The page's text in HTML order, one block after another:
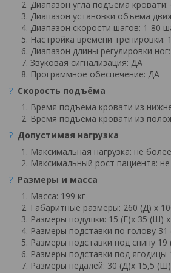
Диапазон угла подъема
Диапазон установки объема
Диапазон скорости шагов: 1-80
Настройка времени тренировки:
Диапазон длины регулировки
Звуковая сигнализация: ДА
Программное обеспечение: ДА
? Скорость подъёма
Время подъема кровати из
Время подъема кровати из
? Допустимая нагрузка
Максимальная нагрузка: не
Максимальный рост пациента:
? Размеры и масса
Масса: 199 кг
Габаритные размеры: 260 (Д) х
Размеры подушки: 15 (Г)х 35 (Ш)
Размеры подставки по голову
Размеры подставки под спину
Размеры подставки под
Размеры педалей: 30 (Д)х 15,5